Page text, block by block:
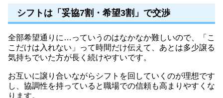
シフトは「妥協7割・希望3割」で交渉
全部希望通りに…っていうのはなかなか難しいので、「こ
こだけは入れない」って時間だけ伝えて、あとは多少譲る
気持ちでいた方が長く続けやすいです。
お互いに譲り合いながらシフトを回していくのが理想です
し、協調性を持っていると職場での信頼も高まりやすくな
ります。